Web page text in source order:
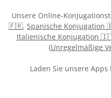
Unsere Online-
🇫🇷, Spanische
Italienische Konjugation
(Unregelmäßige
Laden Sie unsere